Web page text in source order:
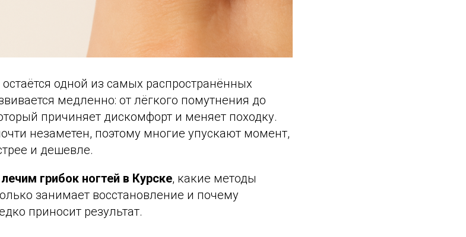
одной из самых распространённых
медленно: от лёгкого помутнения до
причиняет дискомфорт и меняет походку.
незаметен, поэтому многие упускают момент,
и дешевле.
грибок ногтей в Курске, какие методы
занимает восстановление и почему
приносит результат.